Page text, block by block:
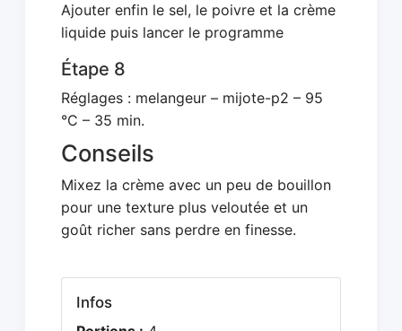
Ajouter enfin le sel, le poivre et la crème
liquide puis lancer le programme
Étape 8
Réglages : melangeur – mijote-p2 – 95
°C – 35 min.
Conseils
Mixez la crème avec un peu de bouillon
pour une texture plus veloutée et un
goût richer sans perdre en finesse.
Infos